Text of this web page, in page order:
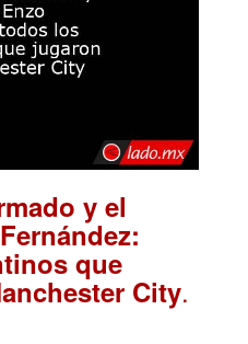
y el
que
City.